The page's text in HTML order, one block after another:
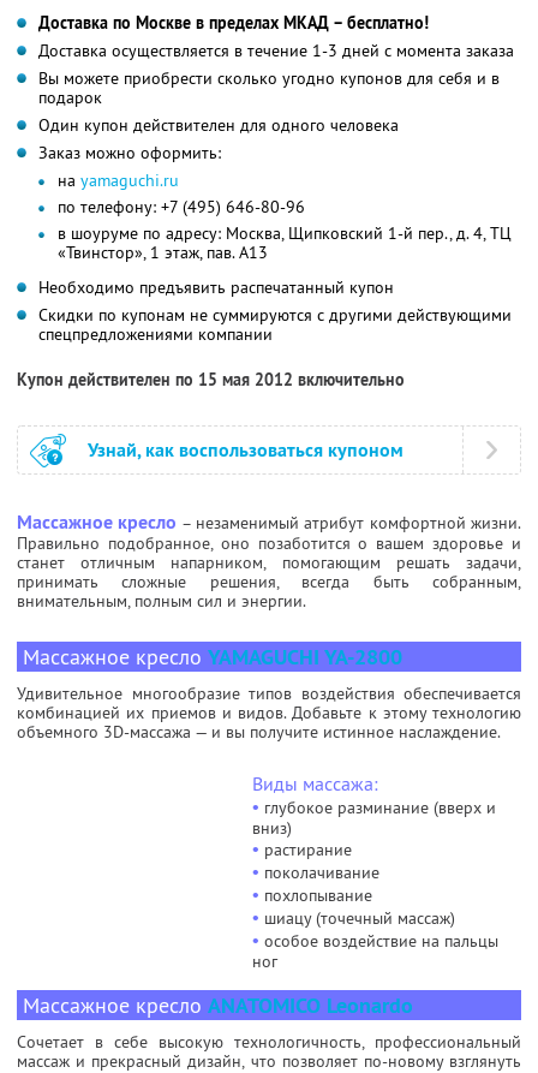
Доставка по Москве в пределах МКАД – бесплатно!
Доставка осуществляется в течение 1-3 дней с момента заказа
Вы можете приобрести сколько угодно купонов для себя и в
подарок
Один купон действителен для одного человека
Заказ можно оформить:
на yamaguchi.ru
по телефону: +7 (495) 646-80-96
в шоуруме по адресу: Москва, Щипковский 1-й пер., д. 4, ТЦ
«Твинстор», 1 этаж, пав. A13
Необходимо предъявить распечатанный купон
Скидки по купонам не суммируются с другими действующими
спецпредложениями компании
Купон действителен по 15 мая 2012 включительно
Узнай, как воспользоваться купоном
Массажное кресло – незаменимый атрибут комфортной жизни.
Правильно подобранное, оно позаботится о вашем здоровье и
станет отличным напарником, помогающим решать задачи,
принимать сложные решения, всегда быть собранным,
внимательным, полным сил и энергии.
Массажное кресло YAMAGUCHI YA-2800
Удивительное многообразие типов воздействия обеспечивается
комбинацией их приемов и видов. Добавьте к этому технологию
объемного 3D-массажа — и вы получите истинное наслаждение.
Виды массажа:
• глубокое разминание (вверх и
вниз)
• растирание
• поколачивание
• похлопывание
• шиацу (точечный массаж)
• особое воздействие на пальцы
ног
Массажное кресло ANATOMICO Leonardo
Сочетает в себе высокую технологичность, профессиональный
массаж и прекрасный дизайн, что позволяет по-новому взглянуть